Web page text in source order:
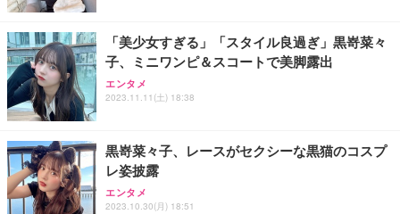
「美少女すぎる」「スタイル良過ぎ」黒嵜菜々
子、ミニワンピ＆スコートで美脚露出
エンタメ
2023.11.11(土) 18:38
黒嵜菜々子、レースがセクシーな黒猫のコスプ
レ姿披露
エンタメ
2023.10.30(月) 18:51